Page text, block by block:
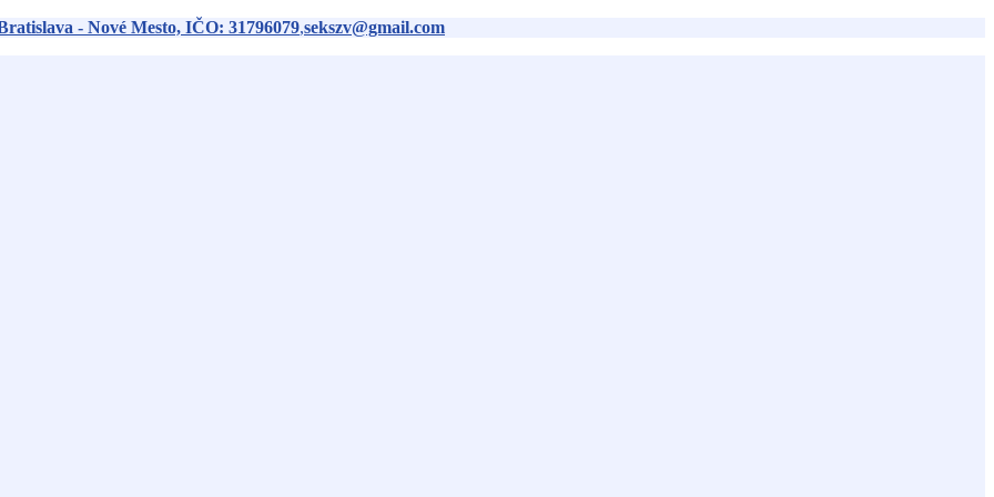
- Nové Mesto, IČO: 31796079,sekszv@gmail.com